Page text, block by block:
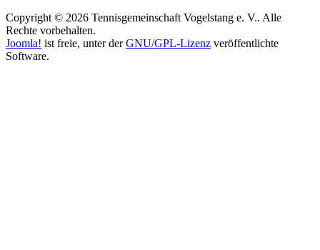
Copyright © 2026 Tennisgemeinschaft Vogelstang e. V.. Alle
Rechte vorbehalten.
Joomla! ist freie, unter derGNU/GPL-Lizenz veröffentlichte
Software.